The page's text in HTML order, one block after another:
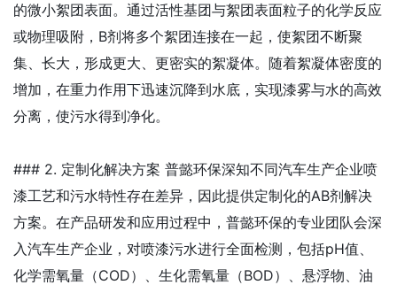
的微小絮团表面。通过活性基团与絮团表面粒子的化学反应
或物理吸附，B剂将多个絮团连接在一起，使絮团不断聚
集、长大，形成更大、更密实的絮凝体。随着絮凝体密度的
增加，在重力作用下迅速沉降到水底，实现漆雾与水的高效
分离，使污水得到净化。
### 2. 定制化解决方案 普懿环保深知不同汽车生产企业喷
漆工艺和污水特性存在差异，因此提供定制化的AB剂解决
方案。在产品研发和应用过程中，普懿环保的专业团队会深
入汽车生产企业，对喷漆污水进行全面检测，包括pH值、
化学需氧量（COD）、生化需氧量（BOD）、悬浮物、油